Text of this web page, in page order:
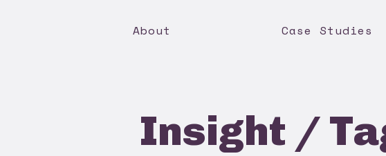
About Case Studies
Insight /